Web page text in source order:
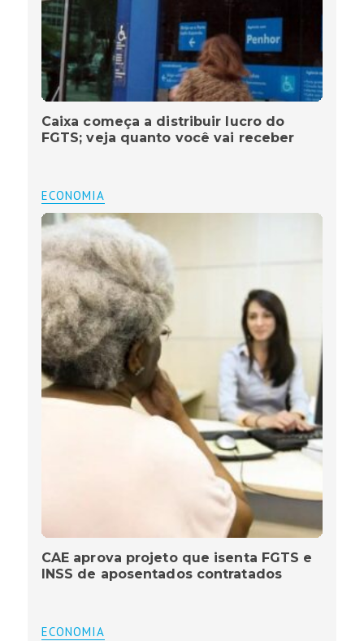
Caixa começa a distribuir lucro do
FGTS; veja quanto você vai receber
ECONOMIA
CAE aprova projeto que isenta FGTS e
INSS de aposentados contratados
ECONOMIA